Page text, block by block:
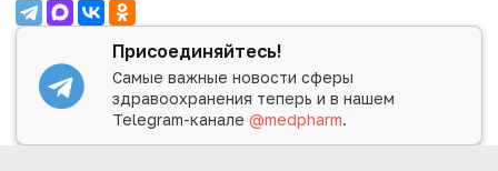
Присоединяйтесь!
Самые важные новости сферы
здравоохранения теперь и в нашем
Telegram-канале@medpharm.